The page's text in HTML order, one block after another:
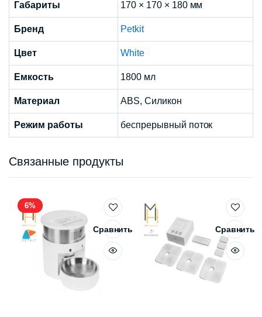
Габариты 170 × 170 × 180 мм
Бренд Petkit
Цвет White
Емкость 1800 мл
Материал ABS, Силикон
Режим работы беспрерывный поток
Связанные продукты
6%
Сравнить Сравнить